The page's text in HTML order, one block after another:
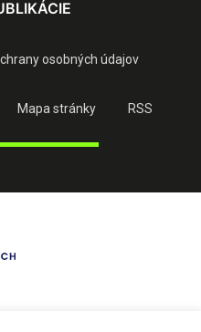
osobných údajov
Mapa stránky RSS